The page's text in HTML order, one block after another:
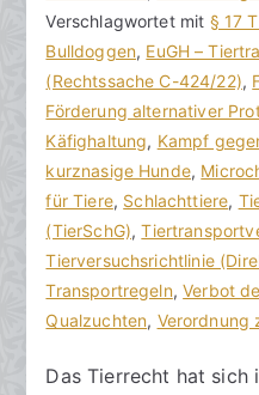
h
t
s
a
n
w
ä
l
t
e
f
f
e
n
t
l
i
c
h
t
a
1
Verschlagwortet mit § 17
Bulldoggen, EuGH –
(Rechtssache C-424/22),
Förderung alternativer
Käfighaltung, Kampf
kurznasige Hunde,
für Tiere, Schlachttiere,
(TierSchG),
Tierversuchsrichtlinie
Transportregeln,Verbot
Qualzuchten, Verordnung
t
a
r
e
zu
Neuerungen
im
Tierrecht
in
Deutschland
und
Das Tierrecht hat sich